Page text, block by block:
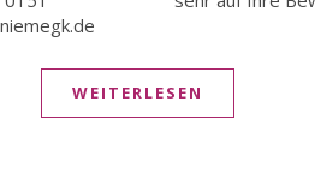
WEITERLESEN